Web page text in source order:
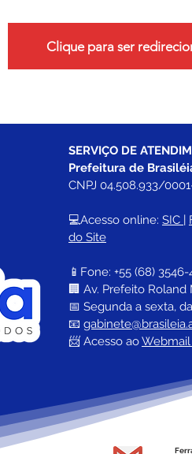
Clique para ser
SERVIÇO DE
Prefeitura de
CNPJ 04.508.933/
💻Acesso online: SIC |
do Site
📱Fone: +55 (68) 3546-
🏢 Av. Prefeito Roland
📅 Segunda a sexta,
📧
📨 Acesso ao